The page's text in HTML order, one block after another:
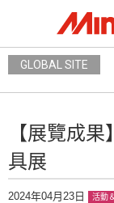
GLOBAL SITE
【展覽成
具展
2024年04月23日 活動